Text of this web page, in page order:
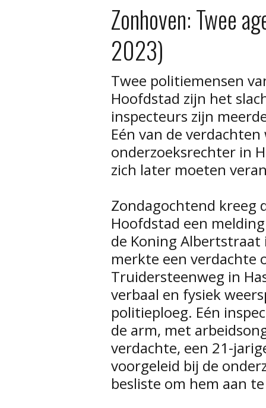
Zonhoven: Twee
2023)
Twee politiemensen
Hoofdstad zijn het
inspecteurs zijn
Eén van de
onderzoeksrechter in
zich later moeten
Zondagochtend kreeg
Hoofdstad een
de Koning Albertstraat
merkte een verdachte
Truidersteenweg in
verbaal en fysiek
politieploeg. Eén
de arm, met
verdachte, een 21-
voorgeleid bij de
besliste om hem aan